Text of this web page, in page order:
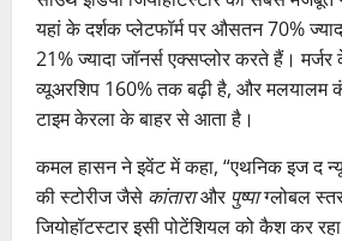
यहां के दर्शक प्लेटफॉर्म पर औसतन 70%
21% ज्यादा जॉनर्स एक्सप्लोर करते हैं।
व्यूअरशिप 160% तक बढ़ी है, और मलयालम
टाइम केरला के बाहर से आता है।
कमल हासन ने इवेंट में कहा, “एथनिक इज द
की स्टोरीज जैसे कांताराऔर पुष्पाग्लोबल स्तर
जियोहॉटस्टार इसी पोटेंशियल को कैश कर